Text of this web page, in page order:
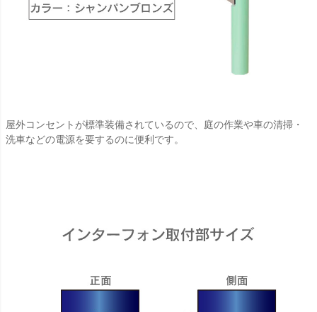
屋外コンセントが標準装備されているので、庭の作業や車の清掃・
洗車などの電源を要するのに便利です。